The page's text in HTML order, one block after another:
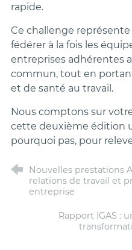
rapide.
Ce challenge
fédérer à la fois les
entreprises adhérentes
commun, tout en
et de santé au travail.
Nous comptons sur
cette deuxième édition
pourquoi pas, pour
Nouvelles prestations
relations de travail et
entreprise
Rapport IGAS :